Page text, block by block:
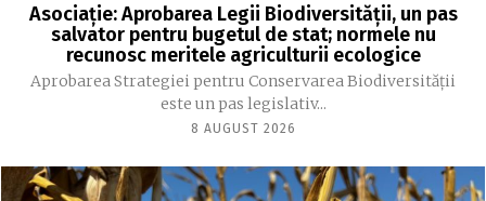
Asociație: Aprobarea Legii Biodiversității, un pas
salvator pentru bugetul de stat; normele nu
recunosc meritele agriculturii ecologice
Aprobarea Strategiei pentru Conservarea Biodiversității
este un pas legislativ...
8 AUGUST 2026